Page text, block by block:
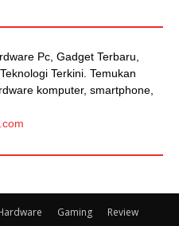
Pc, Gadget Terbaru,
Terkini. Temukan
komputer, smartphone,
Gaming Review